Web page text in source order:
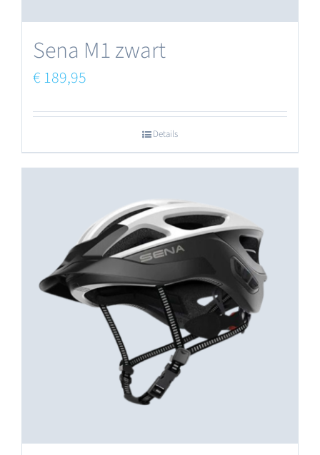
Sena M1 zwart
€189,95
Details